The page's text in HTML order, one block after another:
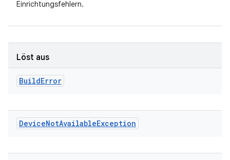
Einrichtungsfehlern.
Löst aus
BuildError
DeviceNotAvailableException